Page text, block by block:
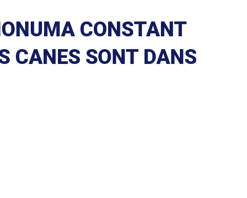
CONSTANT
CANES SONT DANS